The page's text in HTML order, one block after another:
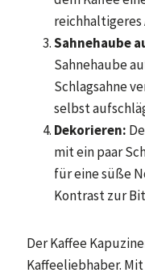
reichhaltigeres
Sahnehaube
Sahnehaube
Schlagsahne
selbst
Dekorieren:
mit ein paar
für eine süße
Kontrast zur
Der Kaffee
Kaffeeliebhaber.